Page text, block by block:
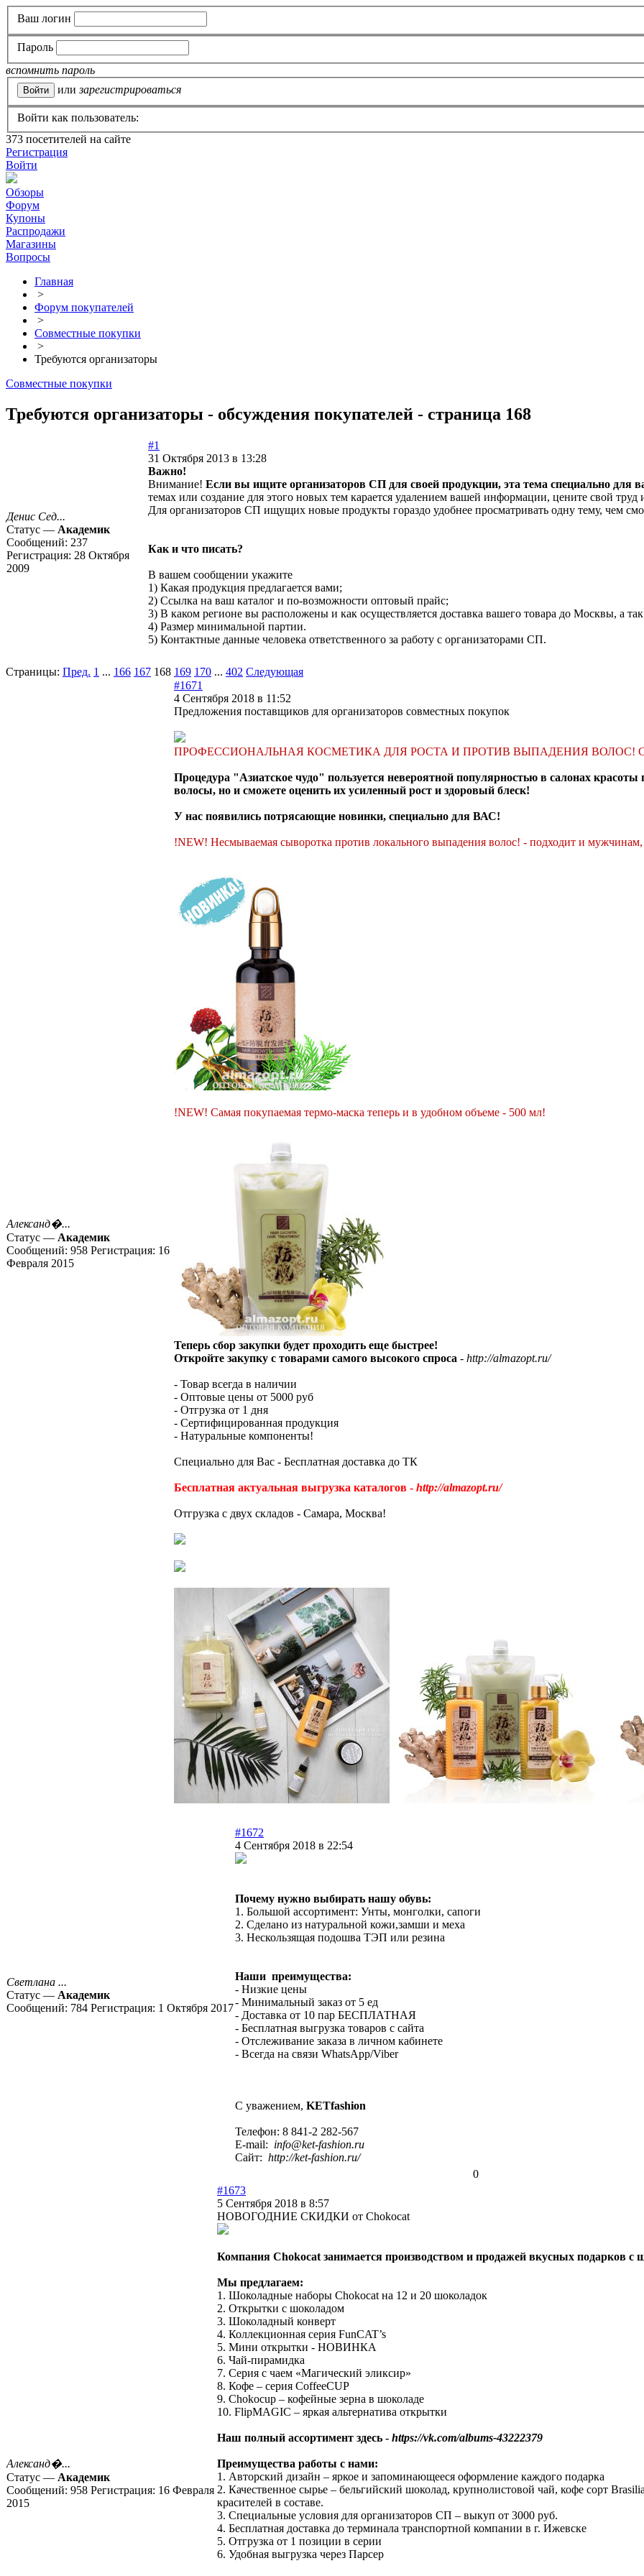
Ваш логин
Пароль
вспомнить пароль
или зарегистрироваться
Войти как пользователь:
373 посетителей на сайте
Регистрация
Войти
Обзоры
Форум
Купоны
Распродажи
Магазины
Вопросы
Главная
>
Форум покупателей
>
Совместные покупки
>
Требуются организаторы
Совместные покупки
Требуются организаторы - обсуждения покупателей - страница 168
Денис Сед...
Статус — Академик
Сообщений: 237
Регистрация: 28 Октября
2009
#1
31 Октября 2013 в 13:28
Важно!
Внимание! Если вы ищите организаторов СП для своей продукции, эта тема специально для
темах или создание для этого новых тем карается удалением вашей информации, цените свой труд
Для организаторов СП ищущих новые продукты гораздо удобнее просматривать одну тему, чем
Как и что писать?
В вашем сообщении укажите
1) Какая продукция предлагается вами;
2) Ссылка на ваш каталог и по-возможности оптовый прайс;
3) В каком регионе вы расположены и как осуществляется доставка вашего товара до Москвы, а
4) Размер минимальной партии.
5) Контактные данные человека ответственного за работу с организаторами СП.
Страницы: Пред. 1 ... 166 167 168 169 170 ... 402 Следующая
Александ�...
Статус — Академик
Сообщений: 958 Регистрация: 16
Февраля 2015
#1671
4 Сентября 2018 в 11:52
Предложения поставщиков для организаторов совместных покупок
ПРОФЕССИОНАЛЬНАЯ КОСМЕТИКА ДЛЯ РОСТА И ПРОТИВ ВЫПАДЕНИЯ
Процедура "Азиатское чудо" пользуется невероятной популярностью в салонах
волосы, но и сможете оценить их усиленный рост и здоровый блеск!
У нас появились потрясающие новинки, специально для ВАС!
!NEW! Несмываемая сыворотка против локального выпадения волос! - подходит и
!NEW! Самая покупаемая термо-маска теперь и в удобном объеме - 500 мл!
Теперь сбор закупки будет проходить еще быстрее!
Откройте закупку с товарами самого высокого спроса - http://almazopt.ru/
- Товар всегда в наличии
- Оптовые цены от 5000 руб
- Отгрузка от 1 дня
- Сертифицированная продукция
- Натуральные компоненты!
Специально для Вас - Бесплатная доставка до ТК
Бесплатная актуальная выгрузка каталогов - http://almazopt.ru/
Отгрузка с двух складов - Самара, Москва!
Светлана ...
Статус — Академик
Сообщений: 784 Регистрация: 1 Октября 2017
#1672
4 Сентября 2018 в 22:54
Почему нужно выбирать нашу обувь:
1. Большой ассортимент: Унты, монголки, сапоги
2. Сделано из натуральной кожи,замши и меха
3. Нескользящая подошва ТЭП или резина
Наши преимущества:
- Низкие цены
- Минимальный заказ от 5 ед
- Доставка от 10 пар БЕСПЛАТНАЯ
- Бесплатная выгрузка товаров с сайта
- Отслеживание заказа в личном кабинете
- Всегда на связи WhatsApp/Viber
С уважением, KETfashion
Телефон: 8 841-2 282-567
E-mail: info@ket-fashion.ru
Сайт: http://ket-fashion.ru/
0
Александ�...
Статус — Академик
Сообщений: 958 Регистрация: 16 Февраля
2015
#1673
5 Сентября 2018 в 8:57
НОВОГОДНИЕ СКИДКИ от Chokocat
Компания Chokocat занимается производством и продажей вкусных подарков
Мы предлагаем:
1. Шоколадные наборы Chokocat на 12 и 20 шоколадок
2. Открытки с шоколадом
3. Шоколадный конверт
4. Коллекционная серия FunCAT’s
5. Мини открытки - НОВИНКА
6. Чай-пирамидка
7. Серия с чаем «Магический эликсир»
8. Кофе – серия CoffeeCUP
9. Chokocup – кофейные зерна в шоколаде
10. FlipMAGIC – яркая альтернатива открытки
Наш полный ассортимент здесь - https://vk.com/albums-43222379
Преимущества работы с нами:
1. Авторский дизайн – яркое и запоминающееся оформление каждого подарка
2. Качественное сырье – бельгийский шоколад, крупнолистовой чай, кофе сорт
красителей в составе.
3. Специальные условия для организаторов СП – выкуп от 3000 руб.
4. Бесплатная доставка до терминала транспортной компании в г. Ижевске
5. Отгрузка от 1 позиции в серии
6. Удобная выгрузка через Парсер